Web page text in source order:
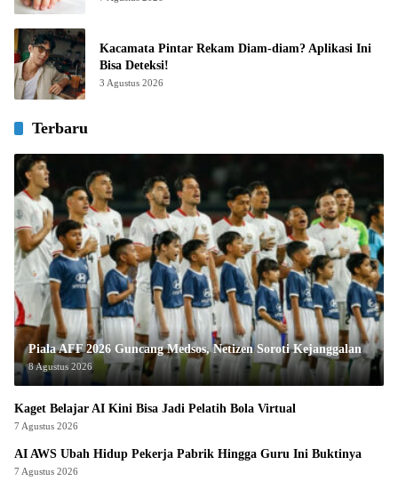
Kacamata Pintar Rekam Diam-diam? Aplikasi Ini
Bisa Deteksi!
3 Agustus 2026
Terbaru
Piala AFF 2026 Guncang Medsos, Netizen Soroti Kejanggalan
8 Agustus 2026
Kaget Belajar AI Kini Bisa Jadi Pelatih Bola Virtual
7 Agustus 2026
AI AWS Ubah Hidup Pekerja Pabrik Hingga Guru Ini Buktinya
7 Agustus 2026